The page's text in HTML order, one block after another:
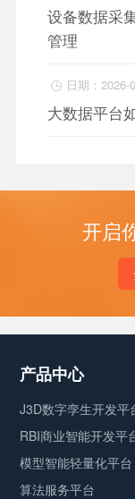
设备数据采
管理
 日期：2026-
大数据平台
开启
产品中心
J3D数字孪生开发平
RBI商业智能开发平
模型智能轻量化平台
算法服务平台